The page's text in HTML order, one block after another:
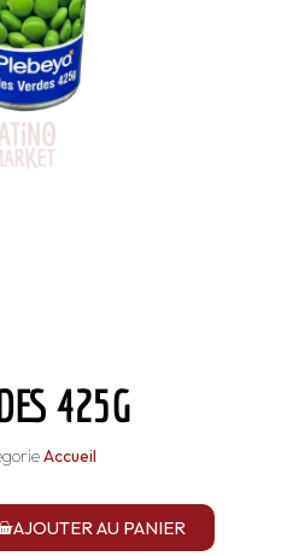
425G
Accueil
AJOUTER AU PANIER